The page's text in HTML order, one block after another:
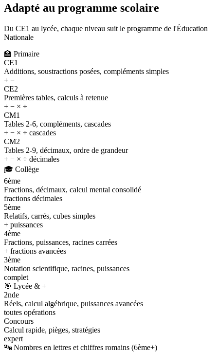
Adapté au programme scolaire
Du CE1 au lycée, chaque niveau suit le programme de l'Éducation
Nationale
🏫 Primaire
CE1
Additions, soustractions posées, compléments simples
+ −
CE2
Premières tables, calculs à retenue
+ − × ÷
CM1
Tables 2-6, compléments, cascades
+ − × ÷ cascades
CM2
Tables 2-9, décimaux, ordre de grandeur
+ − × ÷ décimales
🎓 Collège
6ème
Fractions, décimaux, calcul mental consolidé
fractions décimales
5ème
Relatifs, carrés, cubes simples
+ puissances
4ème
Fractions, puissances, racines carrées
+ fractions avancées
3ème
Notation scientifique, racines, puissances
complet
🎯 Lycée & +
2nde
Réels, calcul algébrique, puissances avancées
toutes opérations
Concours
Calcul rapide, pièges, stratégies
expert
🔤 Nombres en lettres et chiffres romains (6ème+)